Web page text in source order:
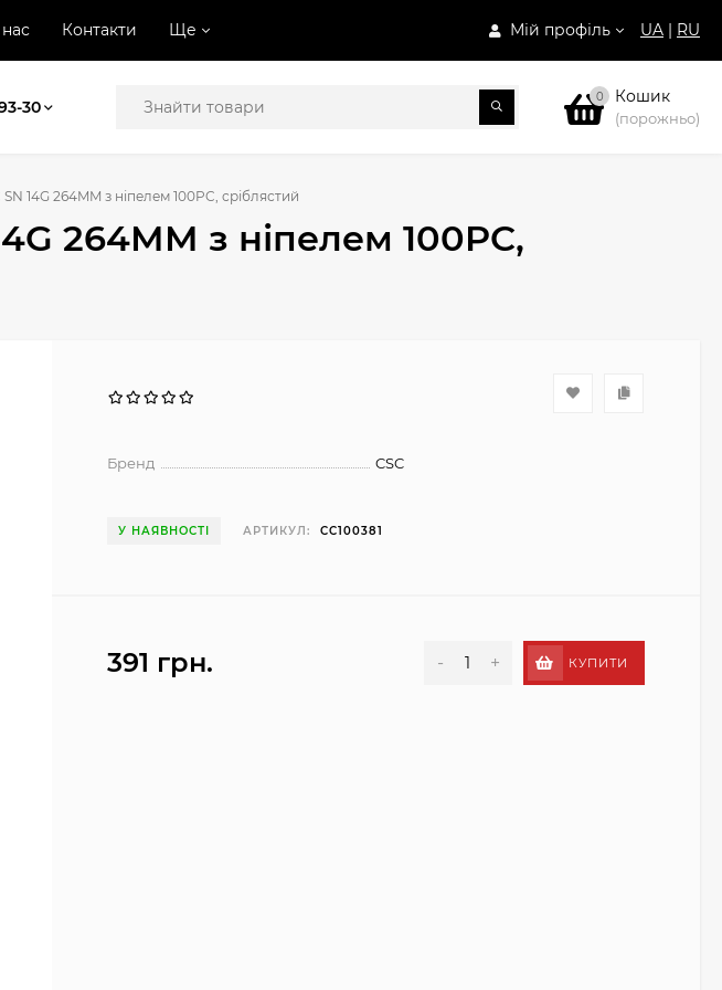
Мій профіль UA | RU
Контакти Ще
30 0 Кошик
(порожньо)
14G 264MM з ніпелем 100PC, сріблястий
264MM з ніпелем 100PC,
Бренд CSC
У НАЯВНОСТІ АРТИКУЛ: CC100381
391 грн. - + КУПИТИ